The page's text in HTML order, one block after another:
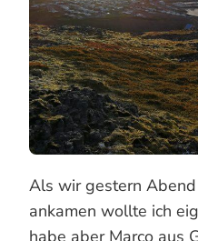
Als wir gestern
ankamen wollte ich
habe aber Marco aus